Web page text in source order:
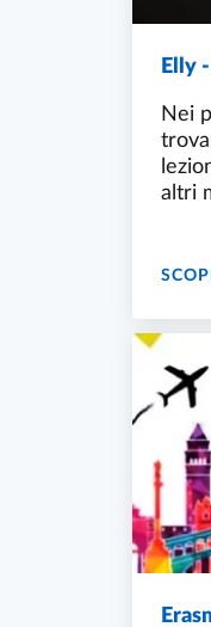
Elly
Nei
altri